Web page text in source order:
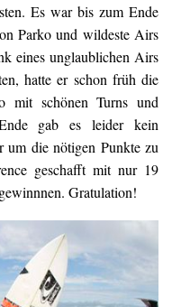
Es war bis zum Ende
Parko und wildeste Airs
eines unglaublichen Airs
hatte er schon früh die
mit schönen Turns und
gab es leider kein
um die nötigen Punkte zu
geschafft mit nur 19
Gratulation!